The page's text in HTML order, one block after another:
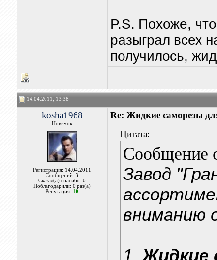
P.S. Похоже,
разыграл всех
получилось,
14.04.2011, 13:38
kosha1968
Новичок
Регистрация: 14.04.2011
Сообщений: 3
Сказал(а) спасибо: 0
Поблагодарили: 0 раз(а)
Репутация: 10
Re: Жидкие саморезы
Цитата:
Сообщение
Завод
вниманию
1.Жидкие